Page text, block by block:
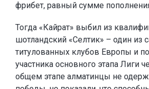
фрибет, равный сумме
Тогда «Кайрат» выбил из
шотландский «Селтик» – один из
титулованных клубов Европы и
участника основного этапа Лиги
общем этапе алматинцы не